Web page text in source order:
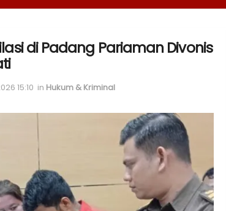
di Padang Pariaman Divonis
15:10 in Hukum & Kriminal